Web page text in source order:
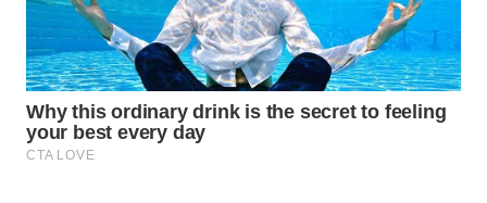
WAHANA
KONSUMEN
WAHANA
LISTRIK